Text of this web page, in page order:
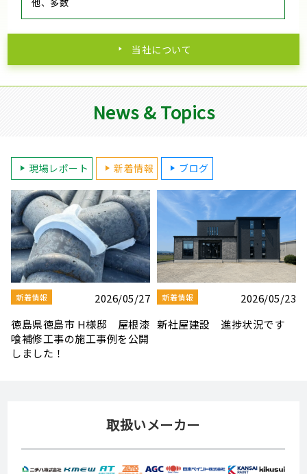
他、多数
当社について
News & Topics
現場レポート 新着情報 ブログ
新着情報
2026/08/03
夏季休業のお知らせ
新着情報
2026/07/30
【社屋移転のお知らせ】
取扱いメーカー